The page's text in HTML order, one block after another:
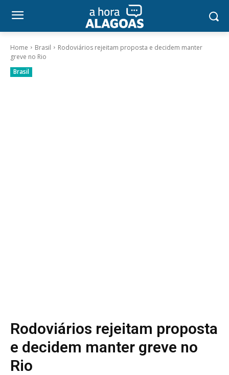
Home Brasil
Rodoviários rejeitam proposta e decidem manter
greve no Rio
Brasil
Rodoviários rejeitam proposta
e decidem manter greve no
Rio